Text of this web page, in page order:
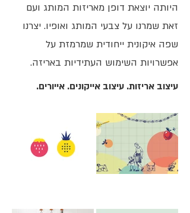
היותה יוצאת דופן מאריזות המותג ועם
זאת שמרנו על צבעי המותג ואופיו. יצרנו
שפה איקונית ייחודית שמרמזת על
אפשרויות השימוש העתידיות באריזה.
עיצוב אריזות. עיצוב אייקונים. אייורים.